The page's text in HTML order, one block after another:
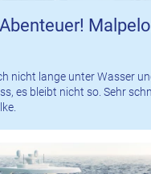
nicht lange unter Wasser
es bleibt nicht so. Sehr